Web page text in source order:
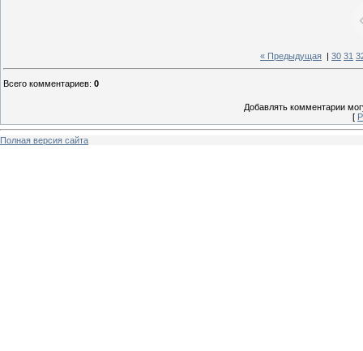
« Предыдущая 30 31
Всего комментариев: 0
Добавлять комментарии
[
Полная версия сайта